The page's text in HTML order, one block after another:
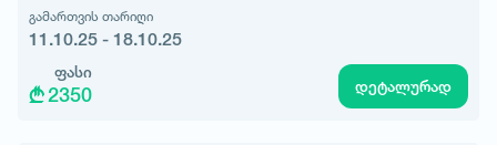
გამართვის თარიღი
11.10.25 - 18.10.25
ფასი
2350 დეტალურად